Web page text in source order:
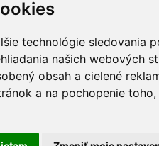
technológie sledovania
našich webových
obsah a cielené
a na pochopenie